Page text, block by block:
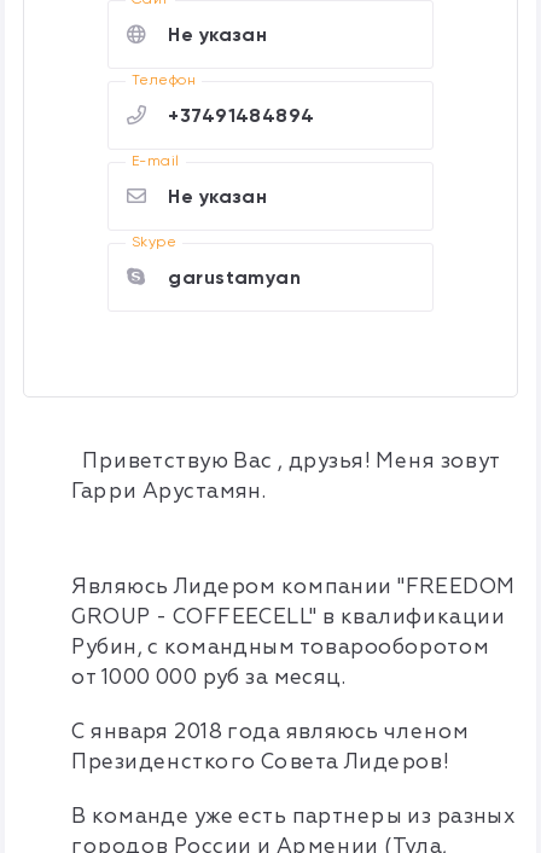
Не указан
Телефон
+37491484894
E-mail
Не указан
Skype
garustamyan
Приветствую Вас , друзья! Меня зовут
Гарри Арустамян.
Являюсь Лидером компании "FREEDOM
GROUP - COFFEECELL" в квалификации
Рубин, с командным товарооборотом
от 1000 000 руб за месяц.
С января 2018 года являюсь членом
Президенсткого Совета Лидеров!
В команде уже есть партнеры из разных
городов России и Армении (Тула,